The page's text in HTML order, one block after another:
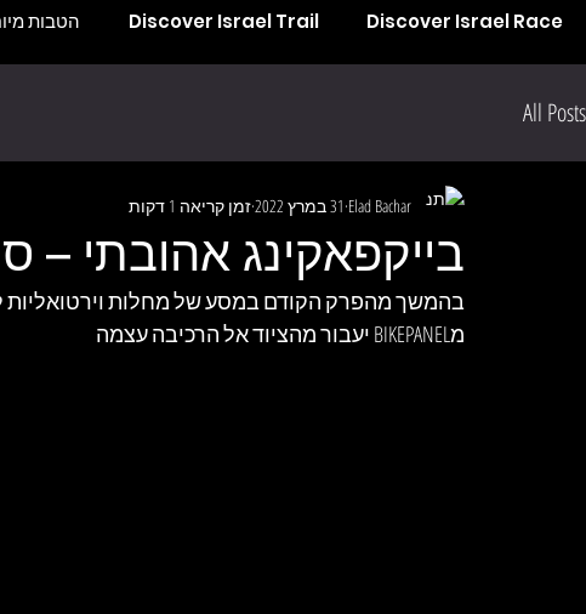
הטבות Discover Israel Trail Discover Israel Race
All Posts
בייקפאקינג אהובתי –
Elad Bachar 31 במרץ 2022 זמן קריאה 1 דקות
בהמשך מהפרק הקודם במסע של מחלות וירטואליות
מBIKEPANEL יעבור מהציוד אל הרכיבה עצמה